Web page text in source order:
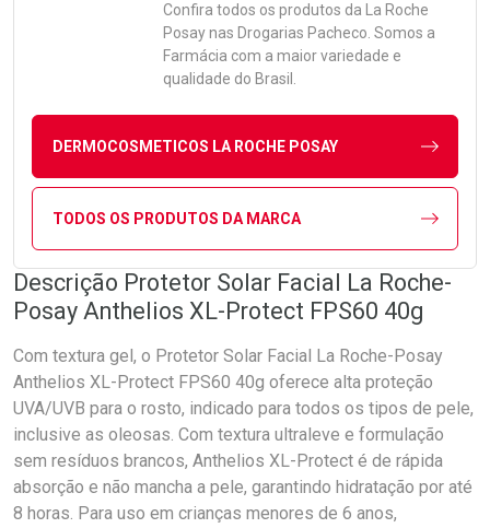
Confira todos os produtos da
La Roche
Posaynas Drogarias Pacheco. Somos a
Farmácia com a maior variedade e
qualidade do Brasil.
DERMOCOSMETICOS LA ROCHE POSAY
TODOS OS PRODUTOS DA MARCA
Descrição Protetor Solar Facial La Roche-
Posay Anthelios XL-Protect FPS60 40g
Com textura gel, o Protetor Solar Facial La Roche-Posay
Anthelios XL-Protect FPS60 40g oferece alta proteção
UVA/UVB para o rosto, indicado para todos os tipos de pele,
inclusive as oleosas. Com textura ultraleve e formulação
sem resíduos brancos, Anthelios XL-Protect é de rápida
absorção e não mancha a pele, garantindo hidratação por até
8 horas. Para uso em crianças menores de 6 anos,